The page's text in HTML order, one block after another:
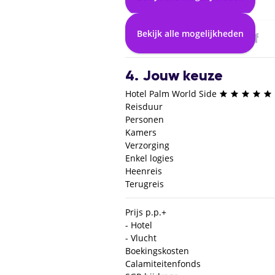
3. Selecteer verblijf
Bekijk alle mogelijkheden
4. Jouw keuze
Hotel Palm World Side
Reisduur
Personen
Kamers
Verzorging
Enkel logies
Heenreis
Terugreis
Prijs p.p.+
- Hotel
- Vlucht
Boekingskosten
Calamiteitenfonds